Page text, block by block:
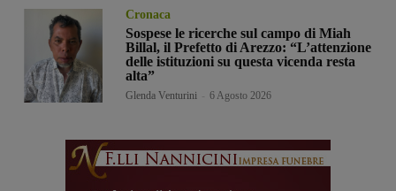
Cronaca
Sospese le ricerche sul campo di Miah
Billal, il Prefetto di Arezzo: “L’attenzione
delle istituzioni su questa vicenda resta
alta”
Glenda Venturini 6 Agosto 2026